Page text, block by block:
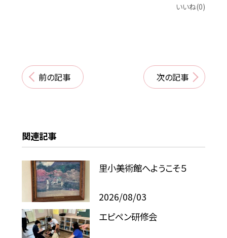
いいね(0)
前の記事 次の記事
関連記事
里小美術館へようこそ５
2026/08/03
エピペン研修会